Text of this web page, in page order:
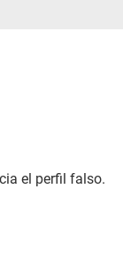
el perfil falso.